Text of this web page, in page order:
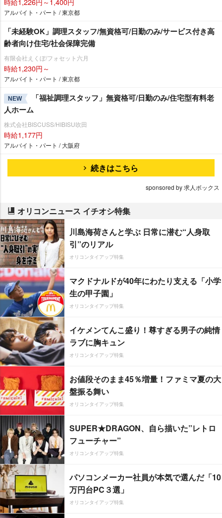
アルバイト・パート / 東京都
「未経験OK」調理スタッフ/無資格可/日勤のみ/サービス付き高
齢者向け住宅/社会保障完備
有限会社えくぼ/フォセット六月
時給1,230円～
アルバイト・パート / 東京都
NEW
「福祉調理スタッフ」無資格可/日勤のみ/住宅型有料老
人ホーム
株式会社BISCUSS/HIBISU吹田
時給1,177円
アルバイト・パート / 大阪府
続きはこちら
sponsored by 求人ボックス
オリコンニュース イチオシ特集
川島海荷さんと学ぶ 日常に潜む“人身取
引”のリアル
オリコンタイアップ特集
マクドナルドが40年にわたり支える「小学
生の甲子園」
オリコンタイアップ特集
イケメンてんこ盛り！尊すぎる男子の純情
ラブに胸キュン
オリコンタイアップ特集
お値段そのまま45％増量！ファミマ夏の大
盤振る舞い
オリコンタイアップ特集
SUPER★DRAGON、自ら描いた”レトロ
フューチャー”
オリコンタイアップ特集
パソコンメーカー社員が本気で選んだ「10
万円台PC３選」
オリコンタイアップ特集